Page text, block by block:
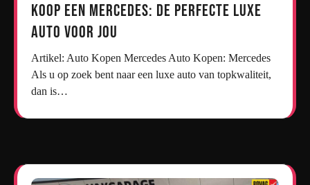
Koop een Mercedes: De Perfecte Luxe
Auto voor Jou
Artikel: Auto Kopen Mercedes Auto Kopen: Mercedes
Als u op zoek bent naar een luxe auto van topkwaliteit,
dan is…